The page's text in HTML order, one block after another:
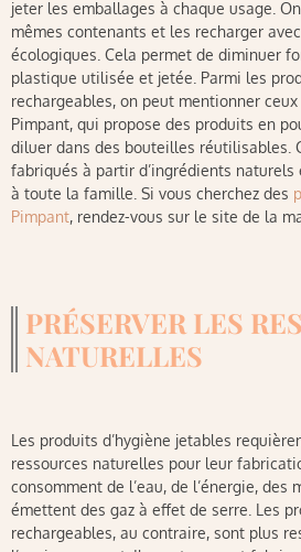
jeter les emballages à chaque usage.
mêmes contenants et les recharger
écologiques. Cela permet de diminuer
plastique utilisée et jetée. Parmi les
rechargeables, on peut mentionner
Pimpant, qui propose des produits en
diluer dans des bouteilles réutilisables.
fabriqués à partir d’ingrédients
à toute la famille. Si vous cherchez des
Pimpant, rendez-vous sur le site de la
PRÉSERVER LES
NATURELLES
Les produits d’hygiène jetables
ressources naturelles pour leur
consomment de l’eau, de l’énergie, des
émettent des gaz à effet de serre. Les
rechargeables, au contraire, sont plus